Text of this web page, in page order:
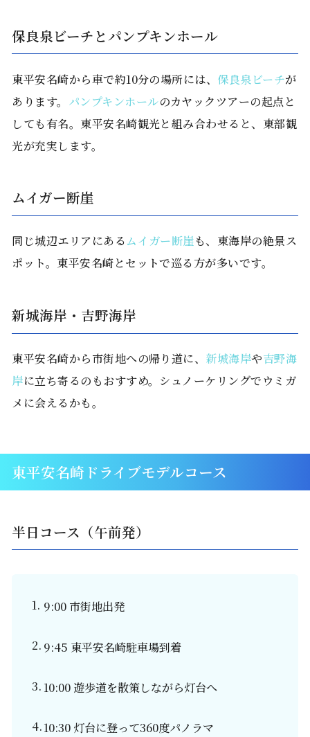
保良泉ビーチとパンプキンホール
東平安名崎から車で約10分の場所には、 保良泉ビーチが
あります。 パンプキンホールのカヤックツアーの起点と
しても有名。東平安名崎観光と組み合わせると、東部観
光が充実します。
ムイガー断崖
同じ城辺エリアにあるムイガー断崖も、東海岸の絶景ス
ポット。東平安名崎とセットで巡る方が多いです。
新城海岸・吉野海岸
東平安名崎から市街地への帰り道に、 新城海岸や吉野海
岸に立ち寄るのもおすすめ。シュノーケリングでウミガ
メに会えるかも。
東平安名崎ドライブモデルコース
半日コース（午前発）
9:00 市街地出発
9:45 東平安名崎駐車場到着
10:00 遊歩道を散策しながら灯台へ
10:30 灯台に登って360度パノラマ